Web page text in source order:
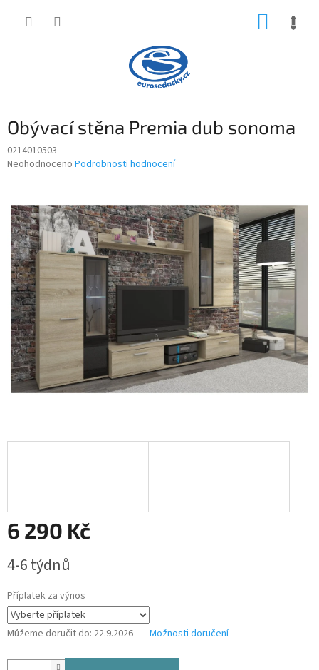
Obývací stěna Premia dub sonoma
0214010503
Průměrné
je
0,0
z
5
hvězdiček.
Neohodnoceno Podrobnosti hodnocení
6 290 Kč
cena:
4-6 týdnů
Příplatek za výnos
Můžeme doručit do: 22.9.2026 Možnosti doručení